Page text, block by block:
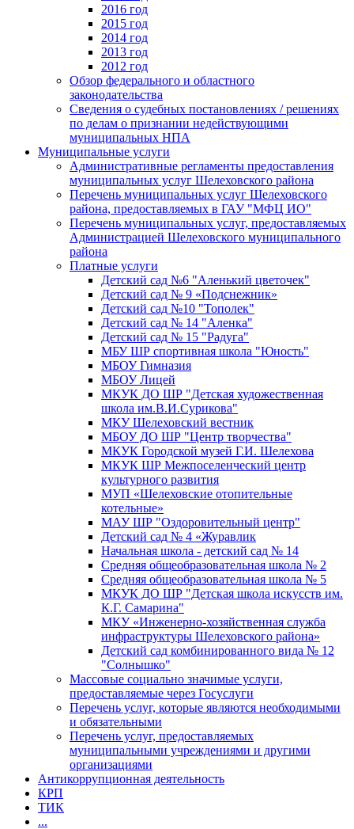
2016 год
2015 год
2014 год
2013 год
2012 год
Обзор федерального и областного
законодательства
Сведения о судебных постановлениях / решениях
по делам о признании недействующими
муниципальных НПА
Муниципальные услуги
Административные регламенты предоставления
муниципальных услуг Шелеховского района
Перечень муниципальных услуг Шелеховского
района, предоставляемых в ГАУ "МФЦ ИО"
Перечень муниципальных услуг, предоставляемых
Администрацией Шелеховского муниципального
района
Платные услуги
Детский сад №6 "Аленький цветочек"
Детский сад № 9 «Подснежник»
Детский сад №10 "Тополек"
Детский сад № 14 "Аленка"
Детский сад № 15 "Радуга"
МБУ ШР спортивная школа "Юность"
МБОУ Гимназия
МБОУ Лицей
МКУК ДО ШР "Детская художественная
школа им.В.И.Сурикова"
МКУ Шелеховский вестник
МБОУ ДО ШР "Центр творчества"
МКУК Городской музей Г.И. Шелехова
МКУК ШР Межпоселенческий центр
культурного развития
МУП «Шелеховские отопительные
котельные»
МАУ ШР "Оздоровительный центр"
Детский сад № 4 «Журавлик
Начальная школа - детский сад № 14
Средняя общеобразовательная школа № 2
Средняя общеобразовательная школа № 5
МКУК ДО ШР "Детская школа искусств им.
К.Г. Самарина"
МКУ «Инженерно-хозяйственная служба
инфраструктуры Шелеховского района»
Детский сад комбинированного вида № 12
"Солнышко"
Массовые социально значимые услуги,
предоставляемые через Госуслуги
Перечень услуг, которые являются необходимыми
и обязательными
Перечень услуг, предоставляемых
муниципальными учреждениями и другими
организациями
Антикоррупционная деятельность
КРП
ТИК
...